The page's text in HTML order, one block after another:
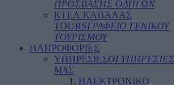
ΠΡΟΣΒΑΣΗΣ ΟΔΗΓΩΝ
ΚΤΕΛ ΚΑΒΑΛΑΣ
TOURSΓΡΑΦΕΙΟ ΓΕΝΙΚΟΥ
ΤΟΥΡΙΣΜΟΥ
ΠΛΗΡΟΦΟΡΙΕΣ
ΥΠΗΡΕΣΙΕΣΟΙ ΥΠΗΡΕΣΙΕΣ
ΜΑΣ
ΗΛΕΚΤΡΟΝΙΚΟ